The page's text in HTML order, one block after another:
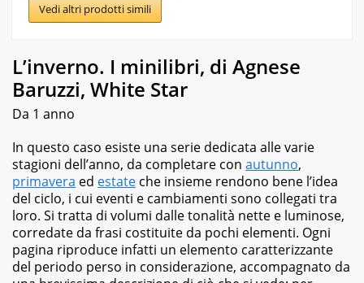
Vedi altri prodotti simili
L’inverno. I minilibri, di Agnese
Baruzzi, White Star
Da 1 anno
In questo caso esiste una serie dedicata alle varie
stagioni dell’anno, da completare con autunno,
primavera ed estate che insieme rendono bene l’idea
del ciclo, i cui eventi e cambiamenti sono collegati tra
loro. Si tratta di volumi dalle tonalità nette e luminose,
corredate da frasi costituite da pochi elementi. Ogni
pagina riproduce infatti un elemento caratterizzante
del periodo perso in considerazione, accompagnato da